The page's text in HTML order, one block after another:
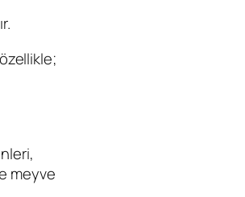
meyve